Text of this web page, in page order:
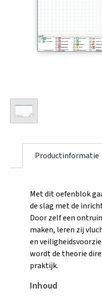
Productinformatie
Met dit oefenblok
de slag met de
Door zelf een
maken, leren zij
en
wordt de theorie
praktijk.
Inhoud